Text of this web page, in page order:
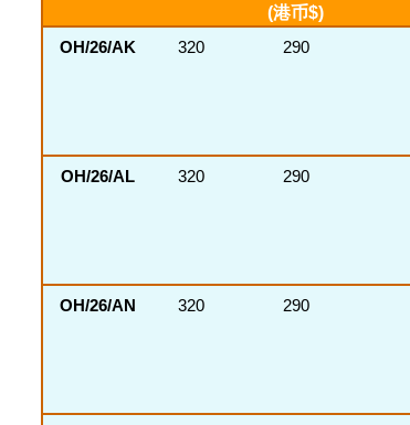
(港币$)
OH/26/AK 320 290
OH/26/AL 320 290
OH/26/AN 320 290